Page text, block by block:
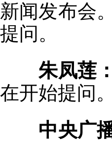
新闻发布会
提问。
朱凤莲：
在开始提问。
中央广